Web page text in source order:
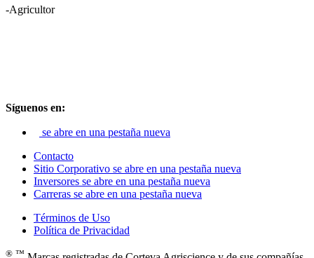
-Agricultor
Síguenos en:
se abre en una pestaña nueva
Contacto
Sitio Corporativo se abre en una pestaña nueva
Inversores se abre en una pestaña nueva
Carreras se abre en una pestaña nueva
Términos de Uso
Política de Privacidad
® ™